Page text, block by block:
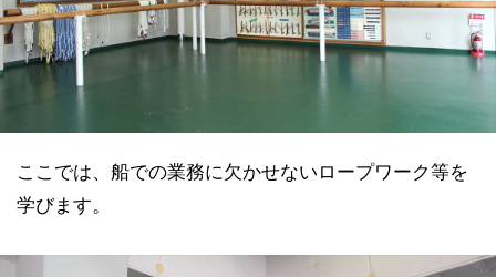
ここでは、船での業務に欠かせないロープワーク等を
学びます。